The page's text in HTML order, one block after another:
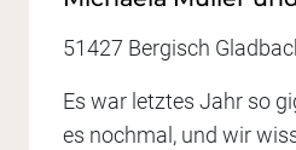
51427 Bergisch
Es war letztes Jahr so
es nochmal, und wir